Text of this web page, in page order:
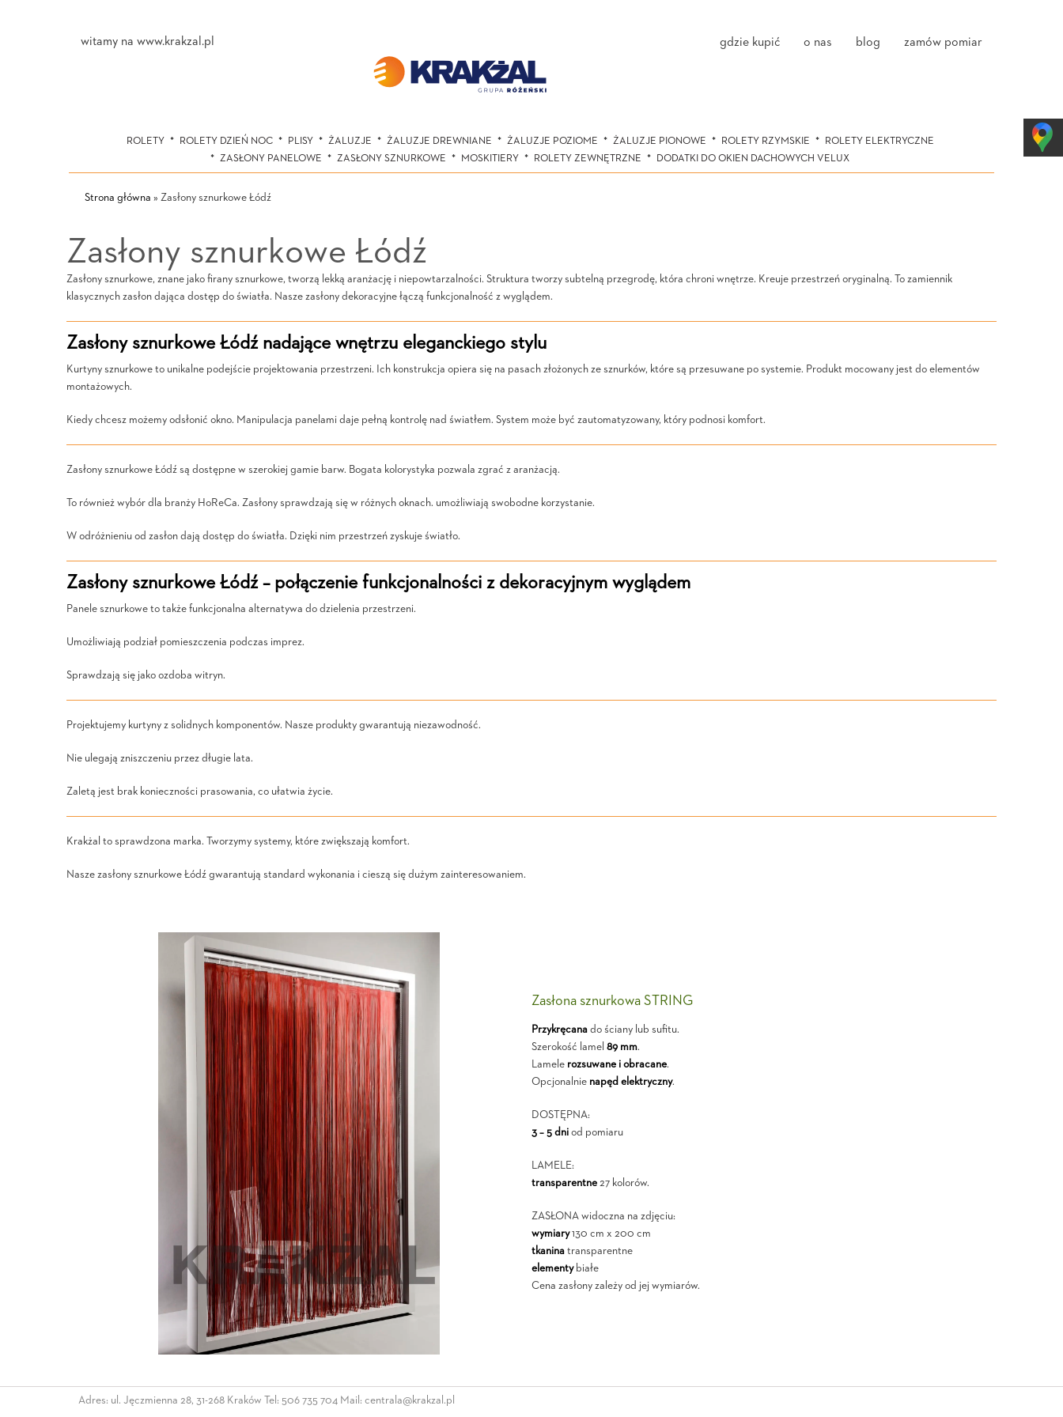
witamy na www.krakzal.pl gdzie kupić o nas blog zamów pomiar
ROLETY ROLETY DZIEŃ NOC PLISY ŻALUZJE ŻALUZJE DREWNIANE ŻALUZJE POZIOME ŻALUZJE PIONOWE ROLETY RZYMSKIE
ROLETY ELEKTRYCZNE
ZASŁONY PANELOWE
ZASŁONY SZNURKOWE MOSKITIERY ROLETY ZEWNĘTRZNE DODATKI DO OKIEN DACHOWYCH VELUX
Strona główna » Zasłony sznurkowe Łódź
Zasłony sznurkowe Łódź
Zasłony sznurkowe, znane jako firany sznurkowe, tworzą lekką aranżację i niepowtarzalności. Struktura tworzy subtelną przegrodę, która chroni wnętrze. Kreuje przestrzeń oryginalną. To zamiennik
klasycznych zasłon dająca dostęp do światła. Nasze zasłony dekoracyjne łączą funkcjonalność z wyglądem.
Zasłony sznurkowe Łódź nadające wnętrzu eleganckiego stylu
Kurtyny sznurkowe to unikalne podejście projektowania przestrzeni. Ich konstrukcja opiera się na pasach złożonych ze sznurków, które są przesuwane po systemie. Produkt mocowany jest do elementów
montażowych.
Kiedy chcesz możemy odsłonić okno. Manipulacja panelami daje pełną kontrolę nad światłem. System może być zautomatyzowany, który podnosi komfort.
Zasłony sznurkowe Łódź są dostępne w szerokiej gamie barw. Bogata kolorystyka pozwala zgrać z aranżacją.
To również wybór dla branży HoReCa. Zasłony sprawdzają się w różnych oknach. umożliwiają swobodne korzystanie.
W odróżnieniu od zasłon dają dostęp do światła. Dzięki nim przestrzeń zyskuje światło.
Zasłony sznurkowe Łódź – połączenie funkcjonalności z dekoracyjnym wyglądem
Panele sznurkowe to także funkcjonalna alternatywa do dzielenia przestrzeni.
Umożliwiają podział pomieszczenia podczas imprez.
Sprawdzają się jako ozdoba witryn.
Projektujemy kurtyny z solidnych komponentów. Nasze produkty gwarantują niezawodność.
Nie ulegają zniszczeniu przez długie lata.
Zaletą jest brak konieczności prasowania, co ułatwia życie.
Krakżal to sprawdzona marka. Tworzymy systemy, które zwiększają komfort.
Nasze zasłony sznurkowe Łódź gwarantują standard wykonania i cieszą się dużym zainteresowaniem.
Zasłona sznurkowa STRING
Przykręcanado ściany lub sufitu.
Szerokość lamel 89 mm.
Lamele rozsuwane i obracane.
Opcjonalnie napęd elektryczny.
DOSTĘPNA:
3 – 5 dniod pomiaru
LAMELE:
transparentne27 kolorów.
ZASŁONA widoczna na zdjęciu:
wymiary130 cm x 200 cm
tkaninatransparentne
elementybiałe
Cena zasłony zależy od jej wymiarów.
Adres: ul. Jęczmienna 28, 31-268 Kraków Tel: 506 735 704Mail: centrala@krakzal.pl